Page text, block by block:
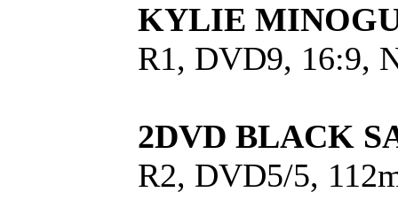
KYLIE
R1, DVD9, 16:9,
2DVD BLACK
R2, DVD5/5,